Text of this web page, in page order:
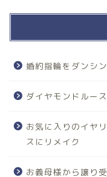
婚約指輪をダンシ
ダイヤモンドルー
お気に入りのイヤ
スにリメイク
お義母様から譲り